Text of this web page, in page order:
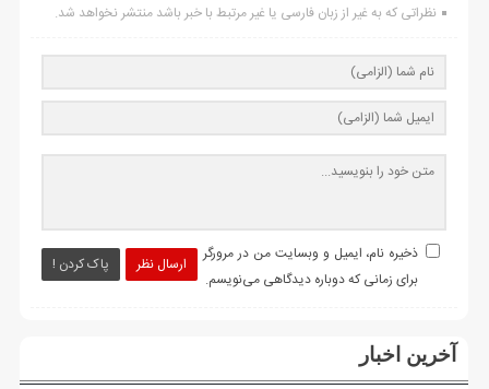
نظراتی که به غیر از زبان فارسی یا غیر مرتبط با خبر باشد منتشر نخواهد شد.
ارسال نظر پاک کردن !
ذخیره نام، ایمیل و وبسایت من در مرورگر
برای زمانی که دوباره دیدگاهی می‌نویسم.
آخرین اخبار